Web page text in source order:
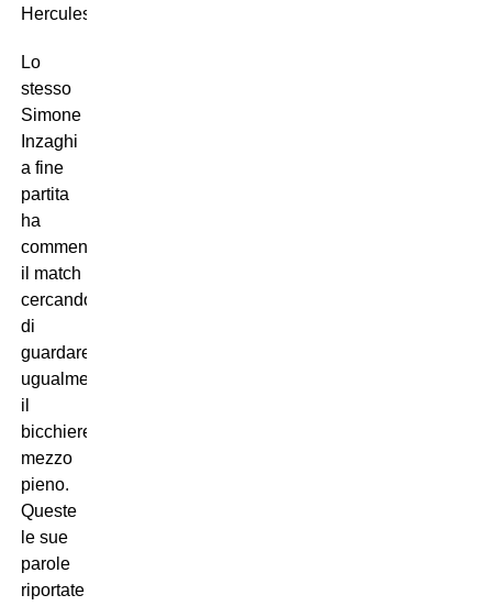
Hercules.
Lo
stesso
Simone
Inzaghi
a fine
partita
ha
commentato
il match
cercando
di
guardare
ugualmente
il
bicchiere
mezzo
pieno.
Queste
le sue
parole
riportate